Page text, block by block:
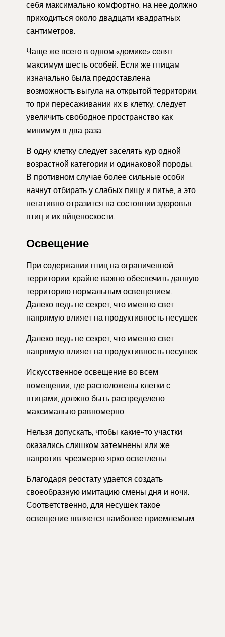
себя максимально комфортно, на нее должно
приходиться около двадцати квадратных
сантиметров.
Чаще же всего в одном «домике» селят
максимум шесть особей. Если же птицам
изначально была предоставлена
возможность выгула на открытой территории,
то при пересаживании их в клетку, следует
увеличить свободное пространство как
минимум в два раза.
В одну клетку следует заселять кур одной
возрастной категории и одинаковой породы.
В противном случае более сильные особи
начнут отбирать у слабых пищу и питье, а это
негативно отразится на состоянии здоровья
птиц и их яйценоскости.
Освещение
При содержании птиц на ограниченной
территории, крайне важно обеспечить данную
территорию нормальным освещением.
Далеко ведь не секрет, что именно свет
напрямую влияет на продуктивность несушек
Далеко ведь не секрет, что именно свет
напрямую влияет на продуктивность несушек.
Искусственное освещение во всем
помещении, где расположены клетки с
птицами, должно быть распределено
максимально равномерно.
Нельзя допускать, чтобы какие-то участки
оказались слишком затемнены или же
напротив, чрезмерно ярко осветлены.
Благодаря реостату удается создать
своеобразную имитацию смены дня и ночи.
Соответственно, для несушек такое
освещение является наиболее приемлемым.